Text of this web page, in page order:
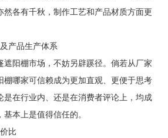
然各有千秋，制作工艺和产品材质方面更
产品生产体系
遮阳棚市场，不妨另辟蹊径。倘若从厂家
棚哪家可信赖成为更加直观、更便于思考
是在行业内、还是在消费者评论上，均成
本上是值得信任的。
比